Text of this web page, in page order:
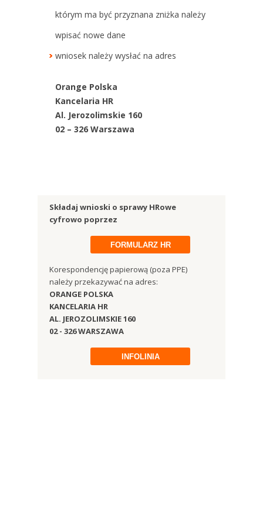
którym ma być przyznana zniżka należy
wpisać nowe dane
wniosek należy wysłać na adres
Orange Polska
Kancelaria HR
Al. Jerozolimskie 160
02 – 326 Warszawa
Składaj wnioski o sprawy HRowe
cyfrowo poprzez
FORMULARZ HR
Korespondencję papierową (poza PPE)
należy przekazywać na adres:
ORANGE POLSKA
KANCELARIA HR
AL. JEROZOLIMSKIE 160
02 - 326 WARSZAWA
INFOLINIA